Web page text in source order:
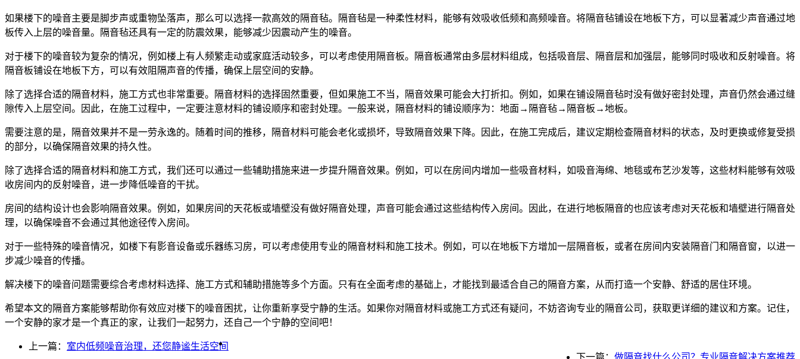
如果楼下的噪音主要是脚步声或重物坠落声，那么可以选择一款高效的隔音毡。隔音毡是一种柔性材料，能够有效吸收低频和高频噪音。将隔音毡铺设在地板下方，可以显著减少声音通过地
板传入上层的噪音量。隔音毡还具有一定的防震效果，能够减少因震动产生的噪音。
对于楼下的噪音较为复杂的情况，例如楼上有人频繁走动或家庭活动较多，可以考虑使用隔音板。隔音板通常由多层材料组成，包括吸音层、隔音层和加强层，能够同时吸收和反射噪音。将
隔音板铺设在地板下方，可以有效阻隔声音的传播，确保上层空间的安静。
除了选择合适的隔音材料，施工方式也非常重要。隔音材料的选择固然重要，但如果施工不当，隔音效果可能会大打折扣。例如，如果在铺设隔音毡时没有做好密封处理，声音仍然会通过缝
隙传入上层空间。因此，在施工过程中，一定要注意材料的铺设顺序和密封处理。一般来说，隔音材料的铺设顺序为：地面→隔音毡→隔音板→地板。
需要注意的是，隔音效果并不是一劳永逸的。随着时间的推移，隔音材料可能会老化或损坏，导致隔音效果下降。因此，在施工完成后，建议定期检查隔音材料的状态，及时更换或修复受损
的部分，以确保隔音效果的持久性。
除了选择合适的隔音材料和施工方式，我们还可以通过一些辅助措施来进一步提升隔音效果。例如，可以在房间内增加一些吸音材料，如吸音海绵、地毯或布艺沙发等，这些材料能够有效吸
收房间内的反射噪音，进一步降低噪音的干扰。
房间的结构设计也会影响隔音效果。例如，如果房间的天花板或墙壁没有做好隔音处理，声音可能会通过这些结构传入房间。因此，在进行地板隔音的也应该考虑对天花板和墙壁进行隔音处
理，以确保噪音不会通过其他途径传入房间。
对于一些特殊的噪音情况，如楼下有影音设备或乐器练习房，可以考虑使用专业的隔音材料和施工技术。例如，可以在地板下方增加一层隔音板，或者在房间内安装隔音门和隔音窗，以进一
步减少噪音的传播。
解决楼下的噪音问题需要综合考虑材料选择、施工方式和辅助措施等多个方面。只有在全面考虑的基础上，才能找到最适合自己的隔音方案，从而打造一个安静、舒适的居住环境。
希望本文的隔音方案能够帮助你有效应对楼下的噪音困扰，让你重新享受宁静的生活。如果你对隔音材料或施工方式还有疑问，不妨咨询专业的隔音公司，获取更详细的建议和方案。记住，
一个安静的家才是一个真正的家，让我们一起努力，还自己一个宁静的空间吧！
上一篇： 室内低频噪音治理，还您静谧生活空间
下一篇： 做隔音找什么公司？专业隔音解决方案推荐